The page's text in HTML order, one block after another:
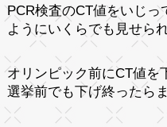
PCR検査のCT値をいじっ
ようにいくらでも見せら
オリンピック前にCT値を
選挙前でも下げ終ったら